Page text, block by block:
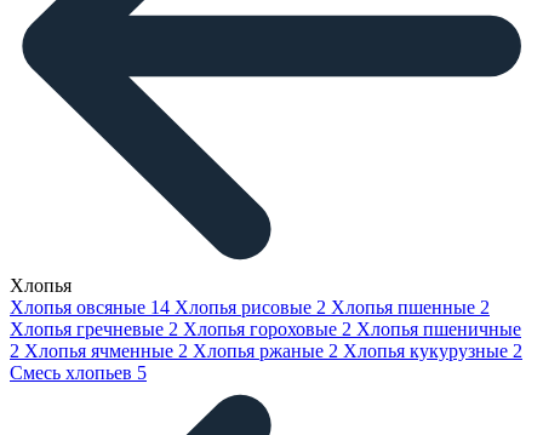
Хлопья
Хлопья овсяные 14 Хлопья рисовые 2 Хлопья пшенные 2
Хлопья гречневые 2 Хлопья гороховые 2 Хлопья пшеничные
2 Хлопья ячменные 2 Хлопья ржаные 2 Хлопья кукурузные 2
Смесь хлопьев 5